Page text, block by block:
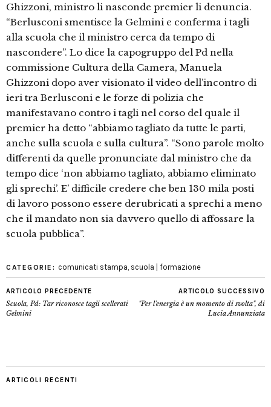
Ghizzoni, ministro li nasconde premier li denuncia.
“Berlusconi smentisce la Gelmini e conferma i tagli
alla scuola che il ministro cerca da tempo di
nascondere”. Lo dice la capogruppo del Pd nella
commissione Cultura della Camera, Manuela
Ghizzoni dopo aver visionato il video dell’incontro di
ieri tra Berlusconi e le forze di polizia che
manifestavano contro i tagli nel corso del quale il
premier ha detto “abbiamo tagliato da tutte le parti,
anche sulla scuola e sulla cultura”. “Sono parole molto
differenti da quelle pronunciate dal ministro che da
tempo dice ‘non abbiamo tagliato, abbiamo eliminato
gli sprechi’. E’ difficile credere che ben 130 mila posti
di lavoro possono essere derubricati a sprechi a meno
che il mandato non sia davvero quello di affossare la
scuola pubblica”.
CATEGORIE: comunicati stampa, scuola | formazione
ARTICOLO PRECEDENTE
Scuola, Pd: Tar riconosce tagli scellerati
Gelmini
ARTICOLO SUCCESSIVO
"Per l'energia è un momento di svolta", di
Lucia Annunziata
ARTICOLI RECENTI